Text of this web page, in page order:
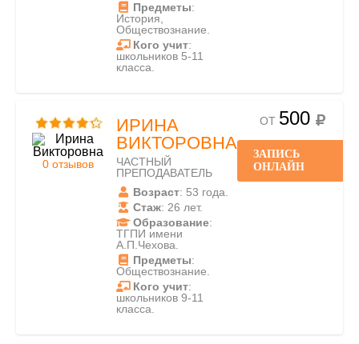
Предметы:
История,
Обществознание.
Кого учит:
школьников 5-11
класса.
0 отзывов
ИРИНА
ВИКТОРОВНА
ЧАСТНЫЙ
ПРЕПОДАВАТЕЛЬ
Возраст: 53 года.
Стаж: 26 лет.
Образование:
ТГПИ имени
А.П.Чехова.
Предметы:
Обществознание.
Кого учит:
школьников 9-11
класса.
ОТ 500
ЗАПИСЬ
ОНЛАЙН